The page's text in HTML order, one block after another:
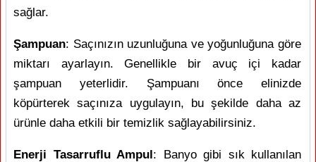
sağlar.
Şampuan: Saçınızın uzunluğuna ve yoğunluğuna göre
miktarı ayarlayın. Genellikle bir avuç içi kadar
şampuan yeterlidir. Şampuanı önce elinizde
köpürterek saçınıza uygulayın, bu şekilde daha az
ürünle daha etkili bir temizlik sağlayabilirsiniz.
Enerji Tasarruflu Ampul: Banyo gibi sık kullanılan